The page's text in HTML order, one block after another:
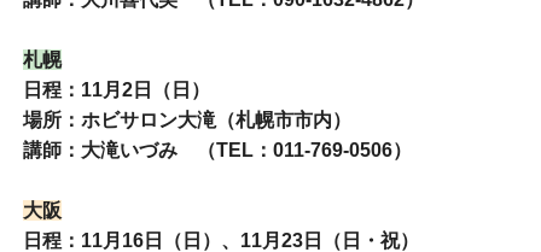
札幌
日程：11月2日（日）
場所：ホビサロン大滝（札幌市市内）
講師：大滝いづみ （TEL：011-769-0506）
大阪
日程：11月16日（日）、11月23日（日・祝）